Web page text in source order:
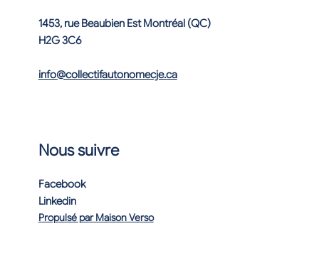
1453, rue Beaubien Est Montréal (QC)
H2G 3C6
info@collectifautonomecje.ca
Nous suivre
Facebook
Linkedin
Propulsé par Maison Verso